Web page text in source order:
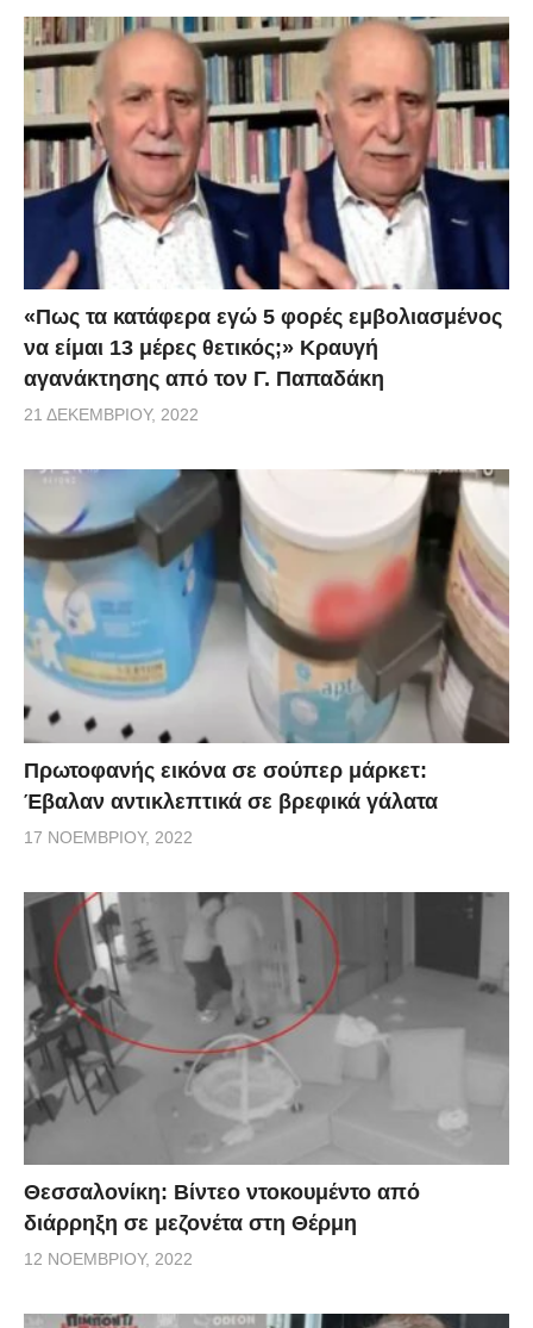
«Πως τα κατάφερα εγώ 5 φορές εμβoλιασμένος
να είμαι 13 μέρες θετικός;» Κραυγή
αγανάκτησης από τον Γ. Παπαδάκη
21 ΔΕΚΕΜΒΡΊΟΥ, 2022
Πρωτοφανής εικόνα σε σούπερ μάρκετ:
Έβαλαν αντικλεπτικά σε βρεφικά γάλατα
17 ΝΟΕΜΒΡΊΟΥ, 2022
Θεσσαλονίκη: Βίντεο ντοκουμέντο από
διάρρηξη σε μεζονέτα στη Θέρμη
12 ΝΟΕΜΒΡΊΟΥ, 2022